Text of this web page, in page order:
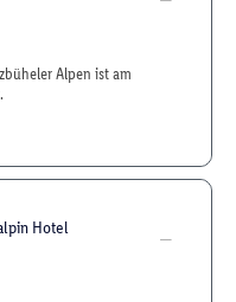
Alpen ist am
Hotel